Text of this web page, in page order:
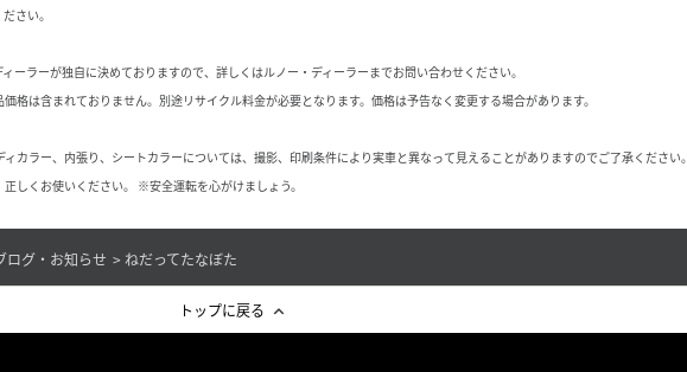
さい。
ラーが独自に決めておりますので、詳しくはルノー・ディーラーまでお問い合わせください。
は含まれておりません。別途リサイクル料金が必要となります。価格は予告なく変更する場合があります。
ラー、内張り、シートカラーについては、撮影、印刷条件により実車と異なって見えることがありますのでご了承ください。
しくお使いください。 ※安全運転を心がけましょう。
ログ・お知らせ ねだってたなぼた
トップに戻る